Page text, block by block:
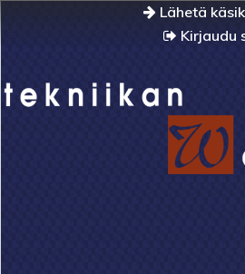
Lähetä
Kirjaudu